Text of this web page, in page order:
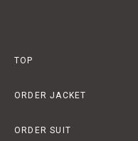
TOP
ORDER JACKET
ORDER SUIT